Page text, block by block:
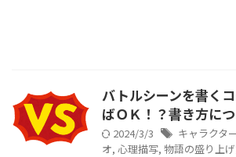
バトルシーンを書く
ばＯＫ！？書き方に
2024/3/3 キャラクタ
オ, 心理描写, 物語の盛り上